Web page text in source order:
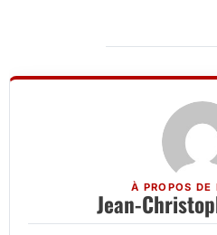
À PROPOS DE
Jean-